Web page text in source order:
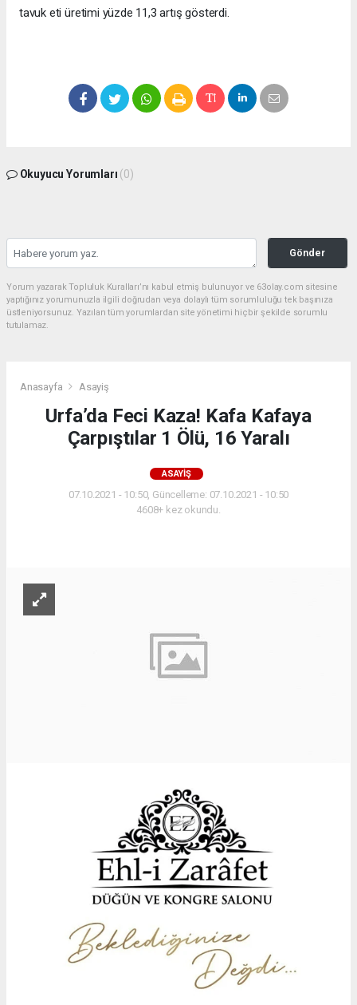
tavuk eti üretimi yüzde 11,3 artış gösterdi.
Okuyucu Yorumları (0)
Gönder
Yorum yazarak Topluluk Kuralları’nı kabul etmiş bulunuyor ve 63olay.com sitesine
yaptığınız yorumunuzla ilgili doğrudan veya dolaylı tüm sorumluluğu tek başınıza
üstleniyorsunuz. Yazılan tüm yorumlardan site yönetimi hiçbir şekilde sorumlu
tutulamaz.
Anasayfa Asayiş
Urfa’da Feci Kaza! Kafa Kafaya
Çarpıştılar 1 Ölü, 16 Yaralı
ASAYIŞ
07.10.2021 - 10:50, Güncelleme: 07.10.2021 - 10:50
4608+ kez okundu.